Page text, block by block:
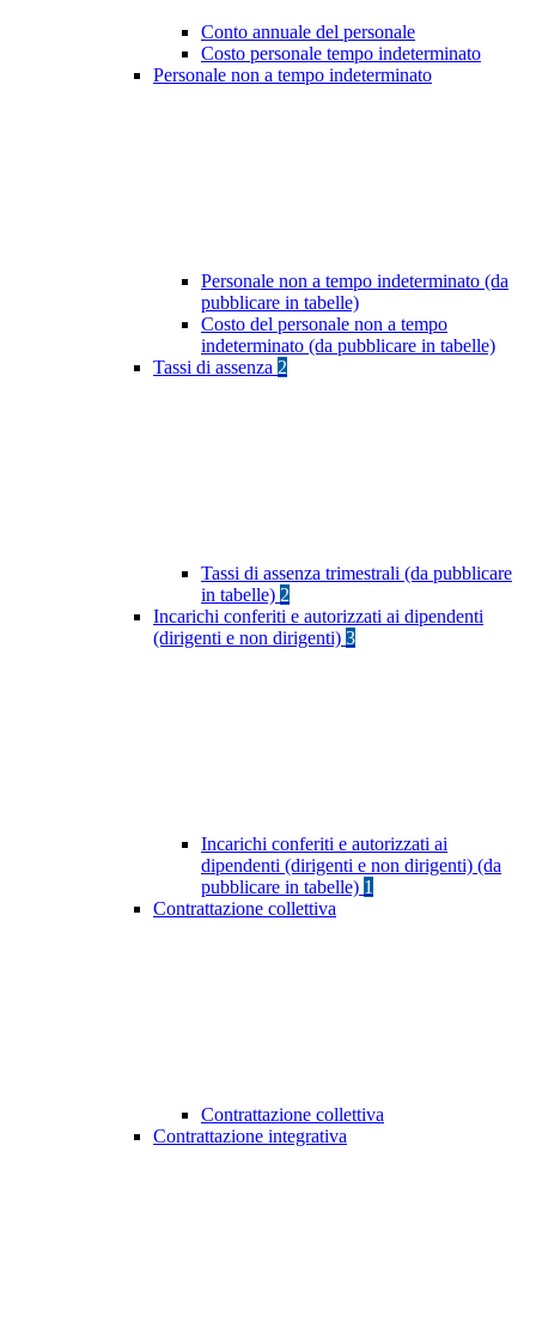
Conto annuale del personale
Costo personale tempo indeterminato
Personale non a tempo indeterminato
Personale non a tempo indeterminato (da
pubblicare in tabelle)
Costo del personale non a tempo
indeterminato (da pubblicare in tabelle)
Tassi di assenza 2
Tassi di assenza trimestrali (da pubblicare
in tabelle) 2
Incarichi conferiti e autorizzati ai dipendenti
(dirigenti e non dirigenti) 3
Incarichi conferiti e autorizzati ai
dipendenti (dirigenti e non dirigenti) (da
pubblicare in tabelle) 1
Contrattazione collettiva
Contrattazione collettiva
Contrattazione integrativa